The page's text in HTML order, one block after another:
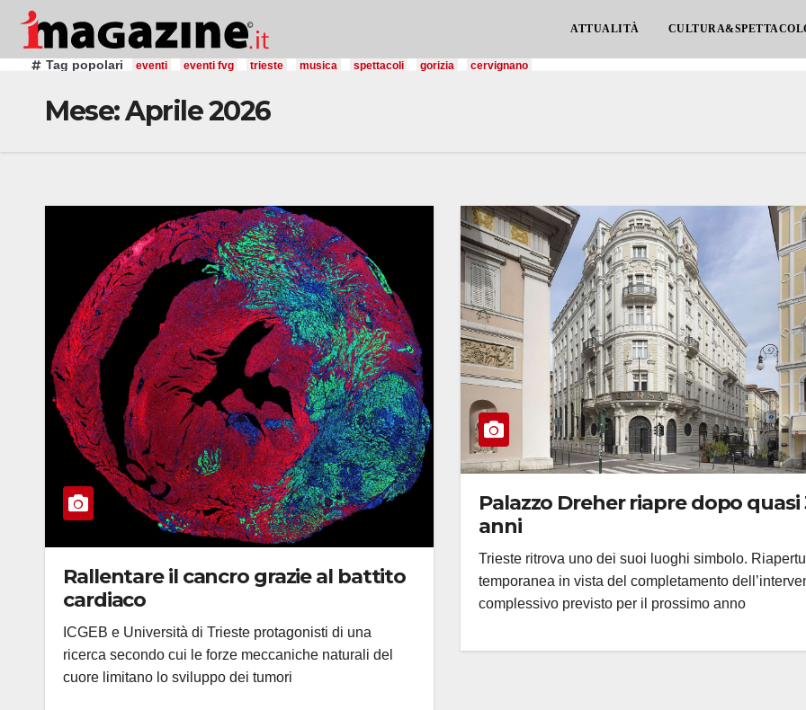
contenuto
ATTUALITÀ
Tag popolari eventi eventi fvg trieste musica spettacoli gorizia cervignano
Mese:Aprile 2026
Rallentare il cancro grazie al battito
cardiaco
ICGEB e Università di Trieste protagonisti di una
ricerca secondo cui le forze meccaniche naturali del
cuore limitano lo sviluppo dei tumori
Palazzo Dreher riapre dopo quasi
anni
Trieste ritrova uno dei suoi luoghi simbolo.
temporanea in vista del completamento
complessivo previsto per il prossimo anno